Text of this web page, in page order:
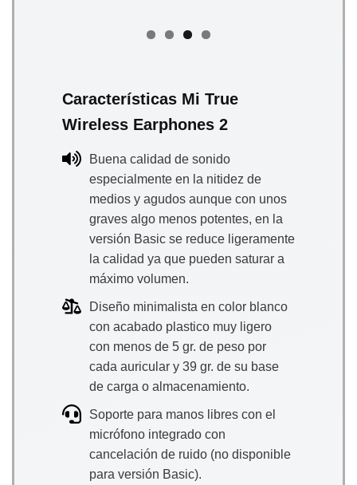
Características Mi True
Wireless Earphones 2
Buena calidad de sonido
especialmente en la nitidez de
medios y agudos aunque con unos
graves algo menos potentes, en la
versión Basic se reduce ligeramente
la calidad ya que pueden saturar a
máximo volumen.
Diseño minimalista en color blanco
con acabado plastico muy ligero
con menos de 5 gr. de peso por
cada auricular y 39 gr. de su base
de carga o almacenamiento.
Soporte para manos libres con el
micrófono integrado con
cancelación de ruido (no disponible
para versión Basic).